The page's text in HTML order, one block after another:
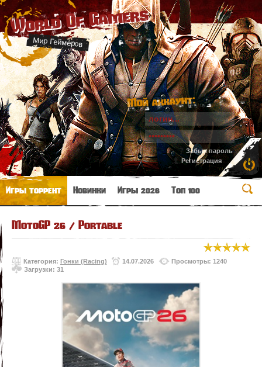
World Of Gamers
Мир Геймеров
Мой аккаунт:
Забыл пароль
Регистрация
Игры торрент Новинки Игры 2026 Топ 100
MotoGP 26 / Portable
Категория: Гонки (Racing) 14.07.2026
Просмотры: 1240
Загрузки: 31